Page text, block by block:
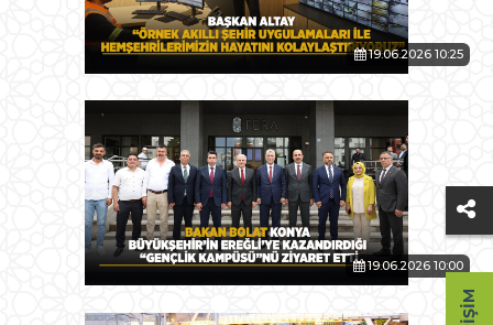
19.06.2026 10:25
19.06.2026 10:00